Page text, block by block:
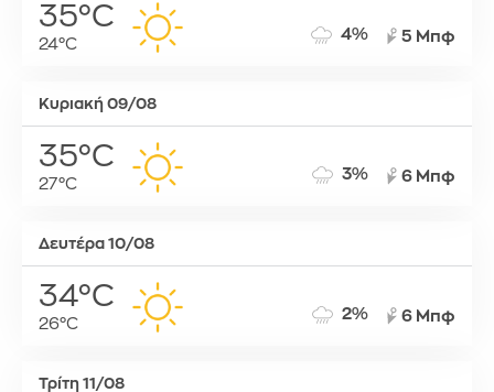
35°C
24°C
4% 5 Μπφ
Κυριακή 09/08
35°C
27°C
3% 6 Μπφ
Δευτέρα 10/08
34°C
26°C
2% 6 Μπφ
Τρίτη 11/08